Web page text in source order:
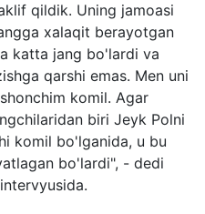
qildik. Uning jamoasi
xalaqit berayotgan
katta jang bo'lardi va
qarshi emas. Men uni
komil. Agar
biri Jeyk Polni
komil bo'lganida, u bu
bo'lardi", - dedi